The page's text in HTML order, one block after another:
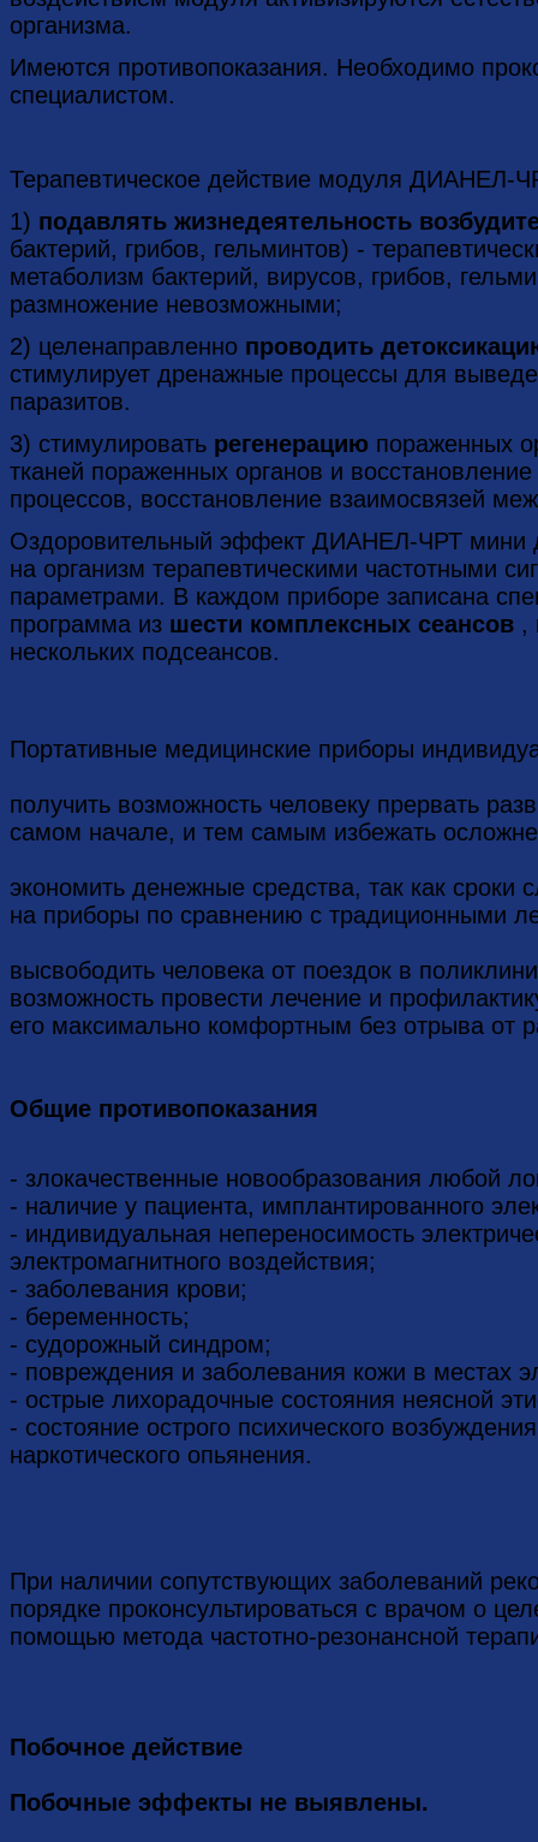
организма.
Имеются противопоказания. Необходимо
специалистом.
Терапевтическое действие модуля ДИАНЕЛ-
1) подавлять жизнедеятельность
бактерий, грибов, гельминтов) -
метаболизм бактерий, вирусов, грибов,
размножение невозможными;
2) целенаправленно проводить
стимулирует дренажные процессы для
паразитов.
3) стимулировать регенерацию пораженных
тканей пораженных органов и
процессов, восстановление взаимосвязей
Оздоровительный эффект ДИАНЕЛ-ЧРТ мини
на организм терапевтическими частотными
параметрами. В каждом приборе записана
программа из шести комплексных сеансов ,
нескольких подсеансов.
Портативные медицинские приборы
получить возможность человеку прервать
самом начале, и тем самым избежать
экономить денежные средства, так как сроки
на приборы по сравнению с традиционными
высвободить человека от поездок в
возможность провести лечение и
его максимально комфортным без отрыва от
Общие противопоказания
- злокачественные новообразования любой
- наличие у пациента, имплантированного
- индивидуальная непереносимость
электромагнитного воздействия;
- заболевания крови;
- беременность;
- судорожный синдром;
- повреждения и заболевания кожи в местах
- острые лихорадочные состояния неясной
- состояние острого психического
наркотического опьянения.
При наличии сопутствующих заболеваний
порядке проконсультироваться с врачом о
помощью метода частотно-резонансной
Побочное действие
Побочные эффекты не выявлены.